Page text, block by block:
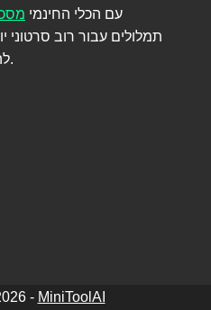
עם הכלי החינמי
תמלולים עבור רוב סרטוני
להשתמש בגרסת הפרימיום.
- MiniToolAI